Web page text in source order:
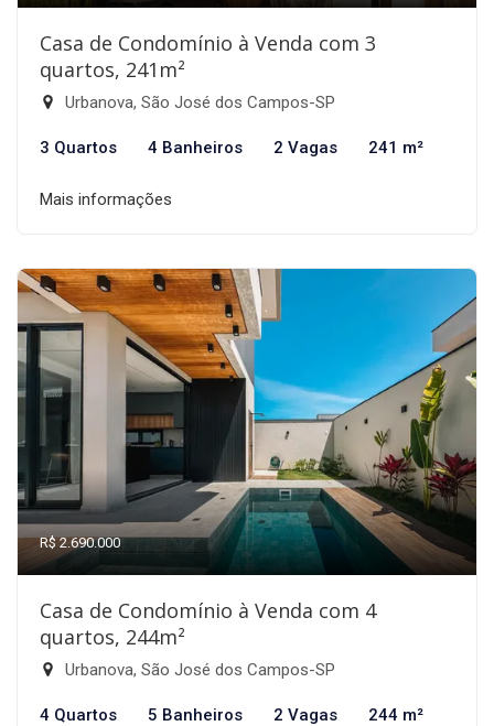
Casa de Condomínio à Venda com 3
quartos, 241m²
Urbanova, São José dos Campos-SP
3 Quartos 4 Banheiros 2 Vagas 241 m²
Mais informações
R$ 2.690.000
Casa de Condomínio à Venda com 4
quartos, 244m²
Urbanova, São José dos Campos-SP
4 Quartos 5 Banheiros 2 Vagas 244 m²